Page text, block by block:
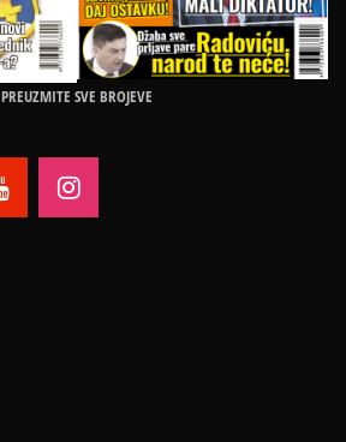
PREUZMITE SVE BROJEVE